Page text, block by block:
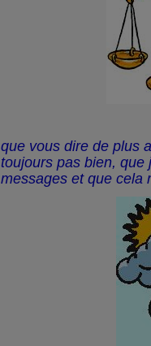
que vous dire de plus
toujours pas bien,
messages et que cela